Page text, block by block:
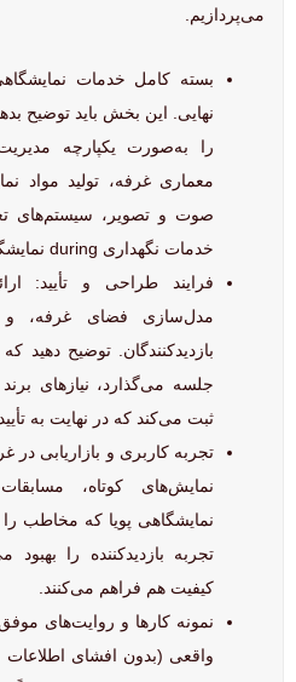
می‌پردازیم.
بسته کامل خدمات
نهایی. این بخش باید توضیح
را به‌صورت یکپارچه
معماری غرفه، تولید مواد
صوت و تصویر، سیستم‌های
خدمات نگهداری during نمایشگاه.
مدل‌سازی فضای غرفه،
بازدیدکنندگان. توضیح دهید
جلسه می‌گذارد، نیازهای
ثبت می‌کند که در نهایت به
تجربه کاربری و بازاریابی در
نمایش‌های کوتاه،
نمایشگاهی پویا که مخاطب را
تجربه بازدیدکننده را بهبود
کیفیت هم فراهم می‌کنند.
نمونه کارها و روایت‌های
واقعی (بدون افشای اطلاعات